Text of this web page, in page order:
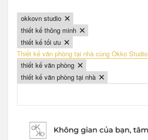
okkovn studio (1 của 5)
okkovn studio
thiết kế thông minh (2 của 5)
thiết kế thông minh
thiết kế tối ưu (3 của 5)
thiết kế tối ưu
Thiết kế văn phòng tại nhà cùng Okko Studio
thiết kế văn phòng (4 của 5)
thiết kế văn phòng
thiết kế văn phòng tại nhà (5 của 5)
thiết kế văn phòng tại nhà